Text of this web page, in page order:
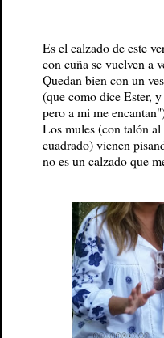
Es el calzado de este
con cuña se vuelven a
Quedan bien con un
(que como dice Ester,
pero a mi me
Los mules (con talón
cuadrado) vienen
no es un calzado que